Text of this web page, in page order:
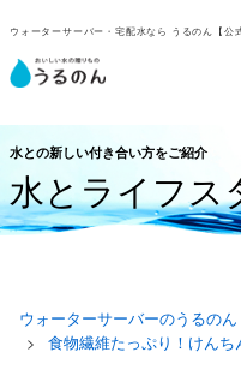
ウォーターサーバー・宅配水なら うるのん【公式
水との新しい付き合い方をご紹介
水とライフス
ウォーターサーバーのうるのん
食物繊維たっぷり！けんち